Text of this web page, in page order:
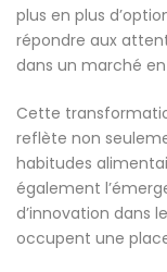
plus en plus
répondre aux
dans un marché
Cette
reflète non
habitudes
également
d’innovation dans
occupent une